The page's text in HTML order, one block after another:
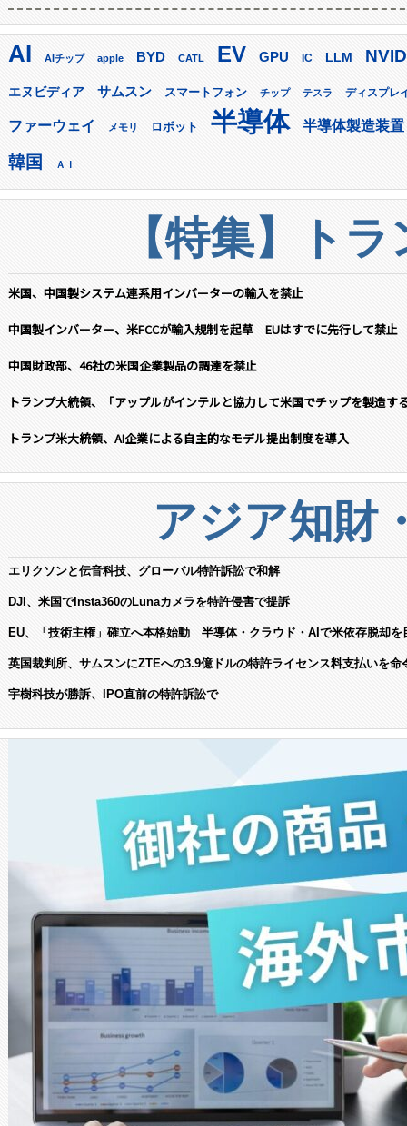
AI AIチップ apple BYD CATL EV GPU IC LLM
エヌビディア サムスン スマートフォン チップ テスラ ディスプレ
ファーウェイ メモリ ロボット 半導体 半導体製造装置
韓国 ＡＩ
【特集】ト
米国、中国製システム連系用インバーターの輸入を禁止
中国製インバーター、米FCCが輸入規制を起草 EUはすでに先行して禁止
中国財政部、46社の米国企業製品の調達を禁止
トランプ大統領、「アップルがインテルと協力して米国でチップを製造す
トランプ米大統領、AI企業による自主的なモデル提出制度を導入
アジア知財
エリクソンと伝音科技、グローバル特許訴訟で和解
DJI、米国でInsta360のLunaカメラを特許侵害で提訴
EU、「技術主権」確立へ本格始動 半導体・クラウド・AIで米依存脱却を
英国裁判所、サムスンにZTEへの3.9億ドルの特許ライセンス料支払いを命
宇樹科技が勝訴、IPO直前の特許訴訟で